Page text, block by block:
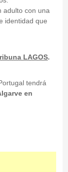
adulto con una
identidad que
LAGOS.
tendrá
en